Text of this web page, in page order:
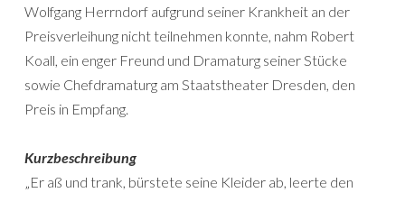
Wolfgang Herrndorf aufgrund seiner Krankheit an der
Preisverleihung nicht teilnehmen konnte, nahm Robert
Koall, ein enger Freund und Dramaturg seiner Stücke
sowie Chefdramaturg am Staatstheater Dresden, den
Preis in Empfang.
Kurzbeschreibung
„Er aß und trank, bürstete seine Kleider ab, leerte den